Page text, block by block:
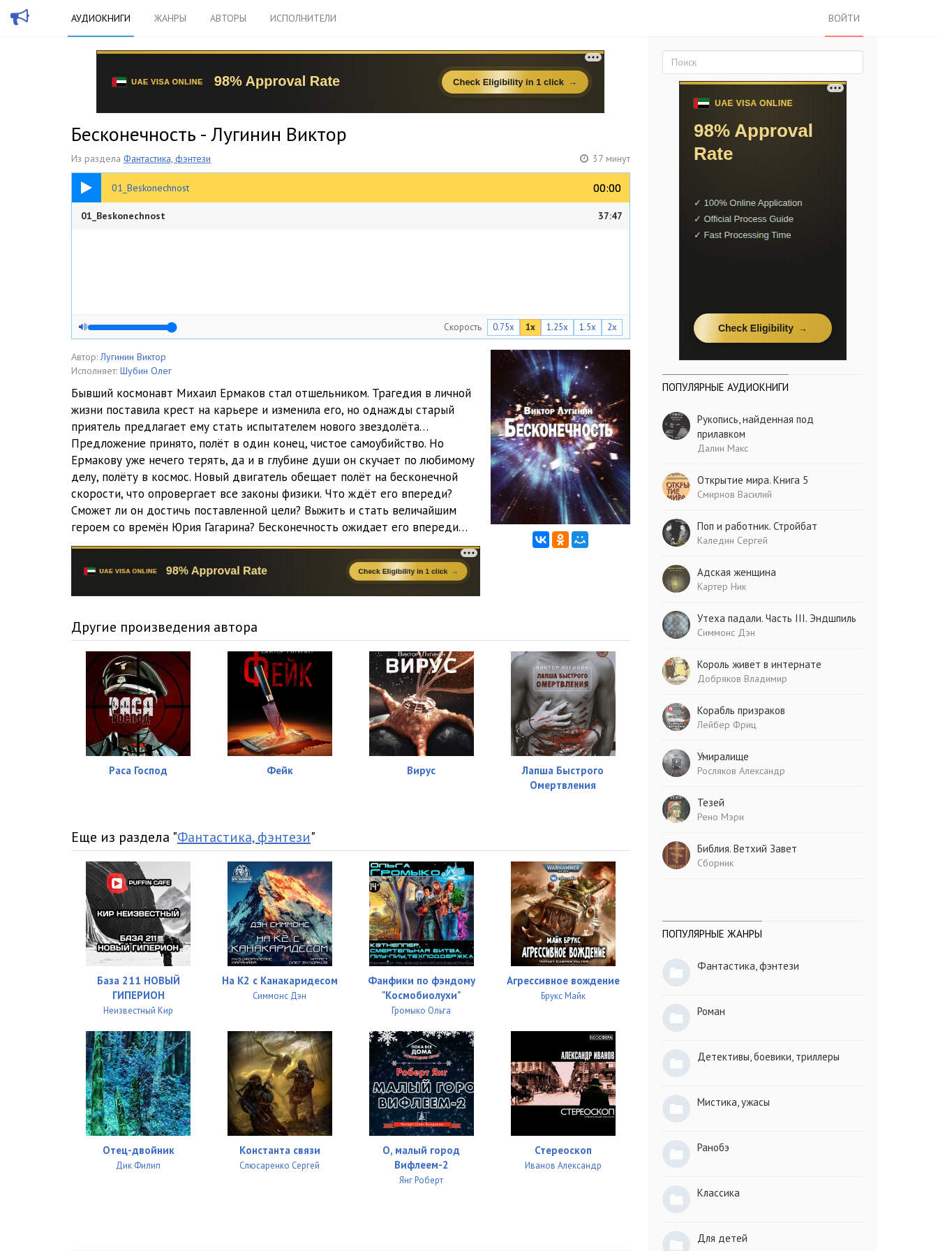
АУДИОКНИГИ ЖАНРЫ АВТОРЫ ИСПОЛНИТЕЛИ ВОЙТИ
Бесконечность - Лугинин Виктор
Из раздела Фантастика, фэнтези 37 минут
01_Beskonechnost 00:00
00:00
37:47
01_Beskonechnost 37:47
Скорость 0.75x 1x 1.25x 1.5x 2x
Автор: Лугинин Виктор
Исполняет: Шубин Олег
Бывший космонавт Михаил Ермаков стал отшельником. Трагедия в личной
жизни поставила крест на карьере и изменила его, но однажды старый
приятель предлагает ему стать испытателем нового звездолёта…
Предложение принято, полёт в один конец, чистое самоубийство. Но
Ермакову уже нечего терять, да и в глубине души он скучает по любимому
делу, полёту в космос. Новый двигатель обещает полёт на бесконечной
скорости, что опровергает все законы физики. Что ждёт его впереди?
Сможет ли он достичь поставленной цели? Выжить и стать величайшим
героем со времён Юрия Гагарина? Бесконечность ожидает его впереди…
Другие произведения автора
Раса Господ Фейк Вирус
Лапша Быстрого
Омертвления
Еще из раздела "Фантастика, фэнтези"
База 211 НОВЫЙ
ГИПЕРИОН
Неизвестный Кир
На К2 с Канакаридесом
Симмонс Дэн
Фанфики по фэндому
"Космобиолухи"
Громыко Ольга
Агрессивное вождение
Брукс Майк
Отец-двойник
Дик Филип
Константа связи
Слюсаренко Сергей
О, малый город
Вифлеем-2
Янг Роберт
Стереоскоп
Иванов Александр
ПОПУЛЯРНЫЕ АУДИОКНИГИ
Рукопись, найденная под
прилавком
Далин Макс
Открытие мира. Книга 5
Смирнов Василий
Поп и работник. Стройбат
Каледин Сергей
Адская женщина
Картер Ник
Утеха падали. Часть III. Эндшпиль
Симмонс Дэн
Король живет в интернате
Добряков Владимир
Корабль призраков
Лейбер Фриц
Умиралище
Росляков Александр
Тезей
Рено Мэри
Библия. Ветхий Завет
Сборник
ПОПУЛЯРНЫЕ ЖАНРЫ
Фантастика, фэнтези
Роман
Детективы, боевики, триллеры
Мистика, ужасы
Ранобэ
Классика
Для детей